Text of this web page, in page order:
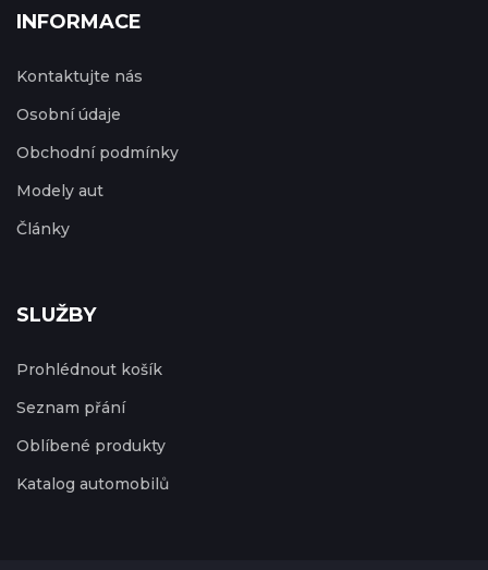
INFORMACE
Kontaktujte nás
Osobní údaje
Obchodní podmínky
Modely aut
Články
SLUŽBY
Prohlédnout košík
Seznam přání
Oblíbené produkty
Katalog automobilů